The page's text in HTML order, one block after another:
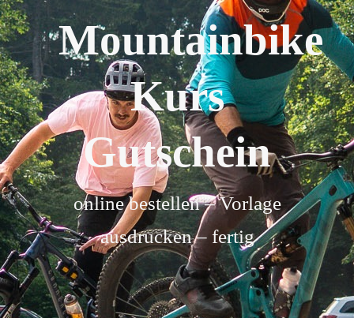
Mountainbike
Kurs
Gutschein
online bestellen – Vorlage
ausdrucken – fertig